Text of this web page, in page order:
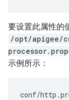
要设置此属性的
/opt/apigee/
示例所示：
conf/